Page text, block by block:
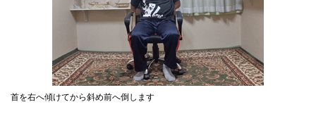
首を右へ傾けてから斜め前へ倒します